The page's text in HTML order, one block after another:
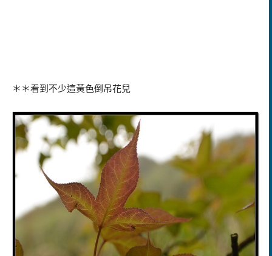
＊＊看到不少這黃色倒吊花兒